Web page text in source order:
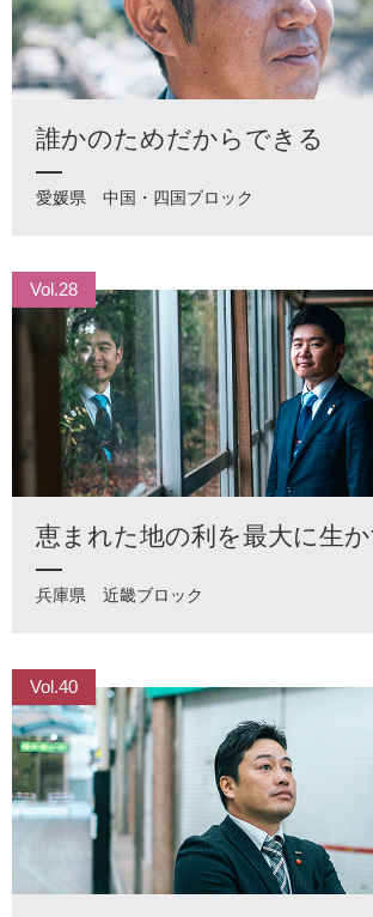
誰かのためだからできる
愛媛県 中国・四国ブロック
Vol.28
恵まれた地の利を最大に生
兵庫県 近畿ブロック
Vol.40